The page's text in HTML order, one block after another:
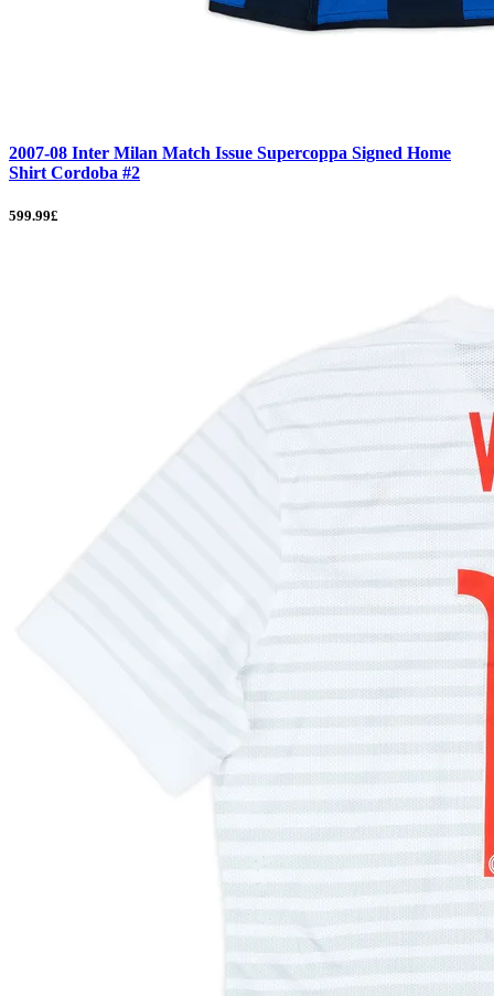
2007-08 Inter Milan Match Issue Supercoppa Signed Home
Shirt Cordoba #2
599.99£